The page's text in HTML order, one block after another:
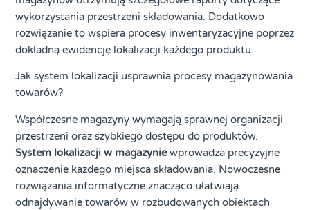
wykorzystania przestrzeni składowania. Dodatkowo
rozwiązanie to wspiera procesy inwentaryzacyjne poprzez
dokładną ewidencję lokalizacji każdego produktu.
Jak system lokalizacji usprawnia procesy magazynowania
towarów?
Współczesne magazyny wymagają sprawnej organizacji
przestrzeni oraz szybkiego dostępu do produktów.
System lokalizacji w magazyniewprowadza precyzyjne
oznaczenie każdego miejsca składowania. Nowoczesne
rozwiązania informatyczne znacząco ułatwiają
odnajdywanie towarów w rozbudowanych obiektach